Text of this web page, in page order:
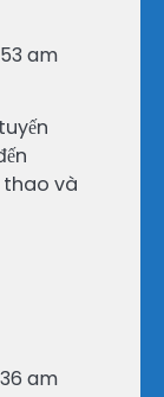
am
thao và
am